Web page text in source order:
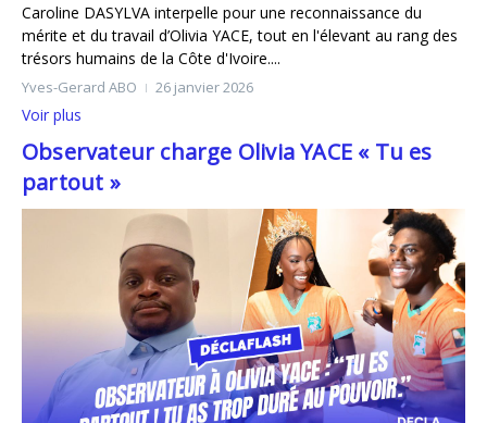
Caroline DASYLVA interpelle pour une reconnaissance du
mérite et du travail d’Olivia YACE, tout en l'élevant au rang des
trésors humains de la Côte d'Ivoire....
Yves-Gerard ABO 26 janvier 2026
Voir plus
Observateur charge Olivia YACE « Tu es
partout »